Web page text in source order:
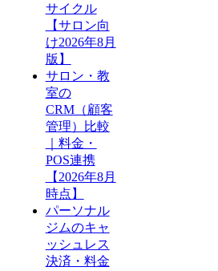
サイクル
【サロン向
け2026年8月
版】
サロン・教
室の
CRM（顧客
管理）比較
｜料金・
POS連携
【2026年8月
時点】
パーソナル
ジムのキャ
ッシュレス
決済・料金